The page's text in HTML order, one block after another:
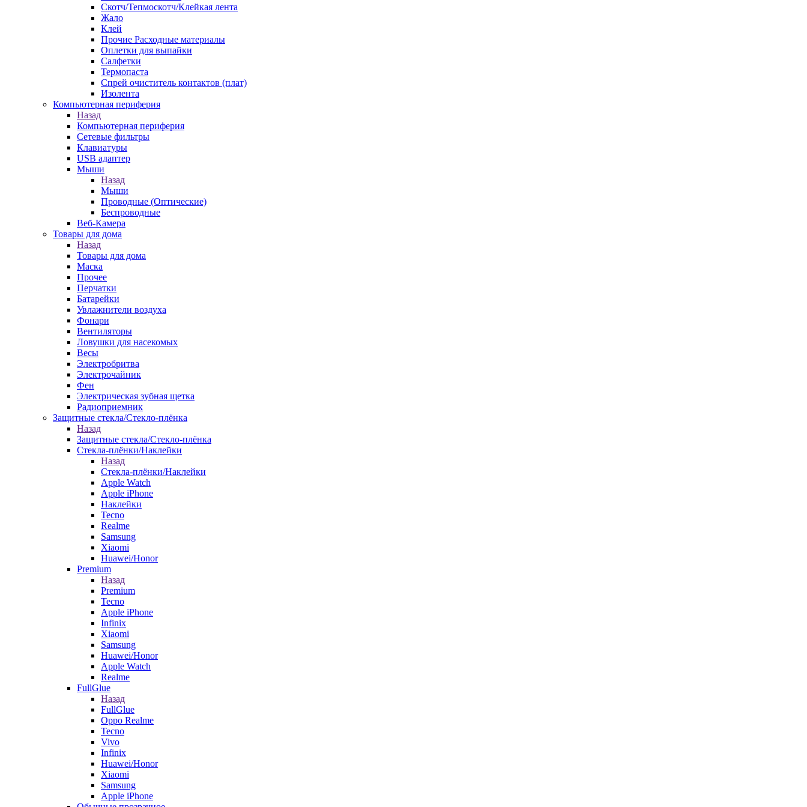
Скотч/Тепмоскотч/Клейкая лента
Жало
Клей
Прочие Расходные материалы
Оплетки для выпайки
Салфетки
Термопаста
Спрей очиститель контактов (плат)
Изолента
Компьютерная периферия
Назад
Компьютерная периферия
Сетевые фильтры
Клавиатуры
USB адаптер
Мыши
Назад
Мыши
Проводные (Оптические)
Беспроводные
Веб-Камера
Товары для дома
Назад
Товары для дома
Маска
Прочее
Перчатки
Батарейки
Увлажнители воздуха
Фонари
Вентиляторы
Ловушки для насекомых
Весы
Электробритва
Электрочайник
Фен
Электрическая зубная щетка
Радиоприемник
Защитные стекла/Стекло-плёнка
Назад
Защитные стекла/Стекло-плёнка
Стекла-плёнки/Наклейки
Назад
Стекла-плёнки/Наклейки
Apple Watch
Apple iPhone
Наклейки
Tecno
Realme
Samsung
Xiaomi
Huawei/Honor
Premium
Назад
Premium
Tecno
Apple iPhone
Infinix
Xiaomi
Samsung
Huawei/Honor
Apple Watch
Realme
FullGlue
Назад
FullGlue
Oppo Realme
Tecno
Vivo
Infinix
Huawei/Honor
Xiaomi
Samsung
Apple iPhone